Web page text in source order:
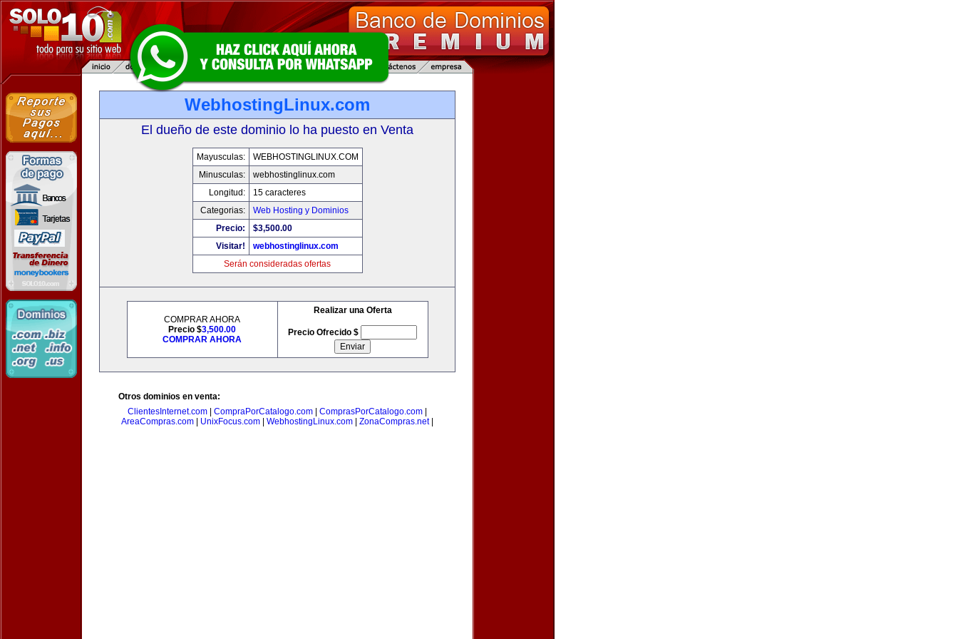
WebhostingLinux.com
El dueño de este dominio lo ha puesto en Venta
Mayusculas:
WEBHOSTINGLINUX.COM
Minusculas:
webhostinglinux.com
Longitud:
15 caracteres
Categorias:
Web Hosting y Dominios
Precio:
$3,500.00
Visitar!
webhostinglinux.com
Serán consideradas ofertas
COMPRAR AHORA
Precio $3,500.00
COMPRAR AHORA
Realizar una Oferta
Precio Ofrecido $
Otros dominios en venta:
ClientesInternet.com
CompraPorCatalogo.com ComprasPorCatalogo.com
AreaCompras.com
UnixFocus.com WebhostingLinux.com ZonaCompras.net|